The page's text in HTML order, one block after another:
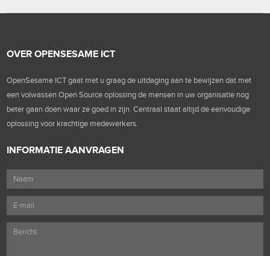
OVER OPENSESAME ICT
OpenSesame ICT gaat met u graag de uitdaging aan te bewijzen dat met
een volwassen Open Source oplossing de mensen in uw organisatie nog
beter gaan doen waar ze goed in zijn. Centraal staat altijd de eenvoudige
oplossing voor krachtige medewerkers.
INFORMATIE AANVRAGEN